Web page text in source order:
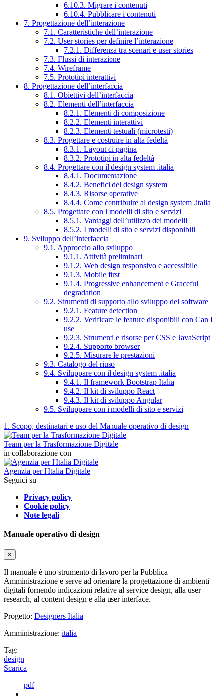
6.10.3. Migrare i contenuti
6.10.4. Pubblicare i contenuti
7. Progettazione dell’interazione
7.1. Caratteristiche dell’interazione
7.2. User stories per definire l’interazione
7.2.1. Differenza tra scenari e user stories
7.3. Flussi di interazione
7.4. Wireframe
7.5. Prototipi interattivi
8. Progettazione dell’interfaccia
8.1. Obiettivi dell’interfaccia
8.2. Elementi dell’interfaccia
8.2.1. Elementi di composizione
8.2.2. Elementi interattivi
8.2.3. Elementi testuali (microtesti)
8.3. Progettare e costruire in alta fedeltà
8.3.1. Layout di pagina
8.3.2. Prototipi in alta fedeltà
8.4. Progettare con il design system .italia
8.4.1. Documentazione
8.4.2. Benefici del design system
8.4.3. Risorse operative
8.4.4. Come contribuire al design system .italia
8.5. Progettare con i modelli di sito e servizi
8.5.1. Vantaggi dell’utilizzo dei modelli
8.5.2. I modelli di sito e servizi disponibili
9. Sviluppo dell’interfaccia
9.1. Approccio allo sviluppo
9.1.1. Attività preliminari
9.1.2. Web design responsivo e accessibile
9.1.3. Mobile first
9.1.4. Progressive enhancement e Graceful
degradation
9.2. Strumenti di supporto allo sviluppo del software
9.2.1. Feature detection
9.2.2. Verificare le feature disponibili con Can I
use
9.2.3. Strumenti e risorse per CSS e JavaScript
9.2.4. Supporto browser
9.2.5. Misurare le prestazioni
9.3. Catalogo del riuso
9.4. Sviluppare con il design system .italia
9.4.1. Il framework Bootstrap Italia
9.4.2. Il kit di sviluppo React
9.4.3. Il kit di sviluppo Angular
9.5. Sviluppare con i modelli di sito e servizi
1. Scopo, destinatari e uso del Manuale operativo di design
Team per la Trasformazione Digitale
in collaborazione con
Agenzia per l'Italia Digitale
Seguici su
Privacy policy
Cookie policy
Note legali
Manuale operativo di design
×
Il manuale è uno strumento di lavoro per la Pubblica
Amministrazione e serve ad orientare la progettazione di ambienti
digitali fornendo indicazioni relative al service design, alla user
research, al content design e alla user interface.
Progetto: Designers Italia
Amministrazione: italia
Tag:
design
Scarica
pdf